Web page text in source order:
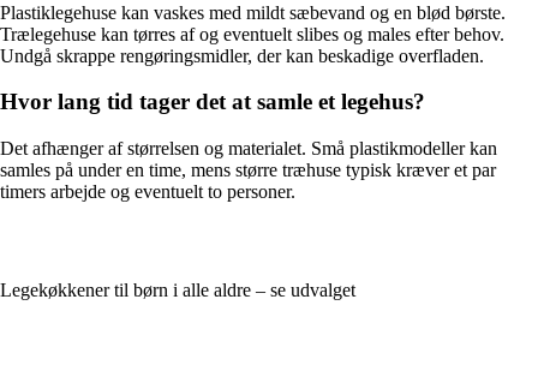
Plastiklegehuse kan vaskes med mildt sæbevand og en blød børste.
Trælegehuse kan tørres af og eventuelt slibes og males efter behov.
Undgå skrappe rengøringsmidler, der kan beskadige overfladen.
Hvor lang tid tager det at samle et legehus?
Det afhænger af størrelsen og materialet. Små plastikmodeller kan
samles på under en time, mens større træhuse typisk kræver et par
timers arbejde og eventuelt to personer.
Legekøkkener til børn i alle aldre – se udvalget